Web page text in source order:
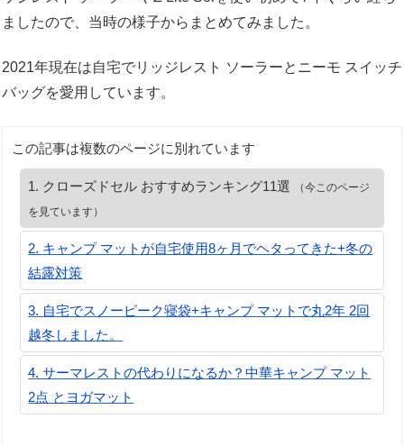
ましたので、当時の様子からまとめてみました。
2021年現在は自宅でリッジレスト ソーラーとニーモ スイッチ
バッグを愛用しています。
この記事は複数のページに別れています
クローズドセル おすすめランキング11選
（今このページ
を見ています）
キャンプ マットが自宅使用8ヶ月でヘタってきた+冬の
結露対策
自宅でスノーピーク寝袋+キャンプ マットで丸2年 2回
越冬しました。
サーマレストの代わりになるか？中華キャンプ マット
2点 とヨガマット